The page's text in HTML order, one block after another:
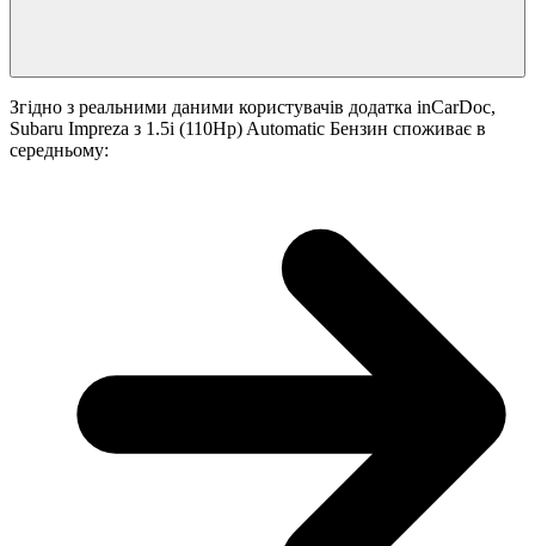
Згідно з реальними даними користувачів додатка inCarDoc,
Subaru Impreza з 1.5i (110Hp) Automatic Бензин споживає в
середньому: